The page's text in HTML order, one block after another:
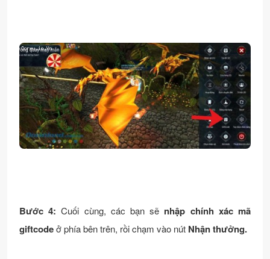
Bước 4:Cuối cùng, các bạn sẽ nhập chính xác mã
giftcodeở phía bên trên, rồi chạm vào nút Nhận thưởng.